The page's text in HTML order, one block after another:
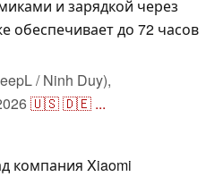
и зарядкой через
обеспечивает до 72 часов
/ Ninh Duy),
🇺🇸🇩🇪 ...
компания Xiaomi